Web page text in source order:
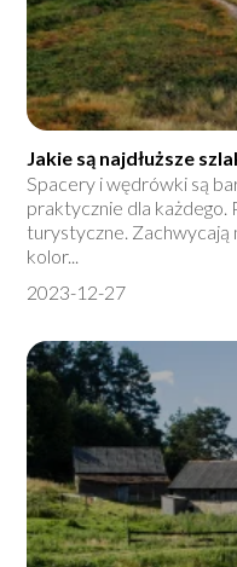
Jakie są najdłuższe
Spacery i wędrówki są
praktycznie dla każdego.
turystyczne. Zachwycają
kolor...
2023-12-27